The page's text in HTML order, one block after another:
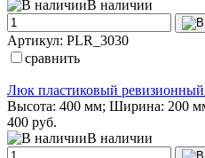
В наличии
Артикул: PLR_3030
сравнить
Люк пластиковый
Высота: 400 мм; Ширина: 200
400 руб.
В наличии